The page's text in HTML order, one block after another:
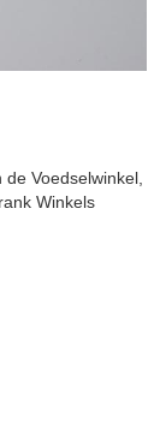
Voedselwinkel,
Winkels